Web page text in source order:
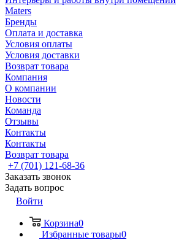
Maters
Бренды
Оплата и доставка
Условия оплаты
Условия доставки
Возврат товара
Компания
О компании
Новости
Команда
Отзывы
Контакты
Контакты
Возврат товара
+7 (701) 121-68-36
Заказать звонок
Задать вопрос
Войти
Корзина0
Избранные товары0